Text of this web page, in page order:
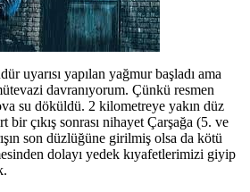
uyarısı yapılan yağmur başladı ama
davranıyorum. Çünkü resmen
su döküldü. 2 kilometreye yakın düz
bir çıkış sonrası nihayet Çarşağa (5. ve
son düzlüğüne girilmiş olsa da kötü
dolayı yedek kıyafetlerimizi giyip